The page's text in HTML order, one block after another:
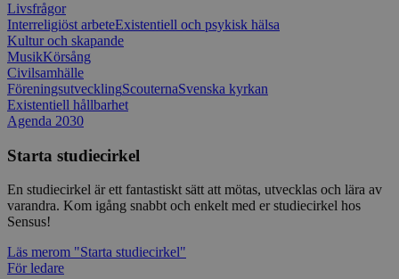
Livsfrågor
Interreligiöst arbeteExistentiell och psykisk hälsa
Kultur och skapande
MusikKörsång
Civilsamhälle
FöreningsutvecklingScouternaSvenska kyrkan
Existentiell hållbarhet
Agenda 2030
Starta studiecirkel
En studiecirkel är ett fantastiskt sätt att mötas, utvecklas och lära av
varandra. Kom igång snabbt och enkelt med er studiecirkel hos
Sensus!
Läs merom "Starta studiecirkel"
För ledare